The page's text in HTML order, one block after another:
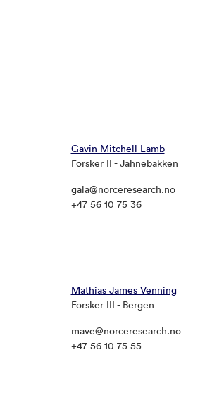
Gavin Mitchell Lamb
Forsker II - Jahnebakken
gala@norceresearch.no
+47 56 10 75 36
Mathias James Venning
Forsker III - Bergen
mave@norceresearch.no
+47 56 10 75 55